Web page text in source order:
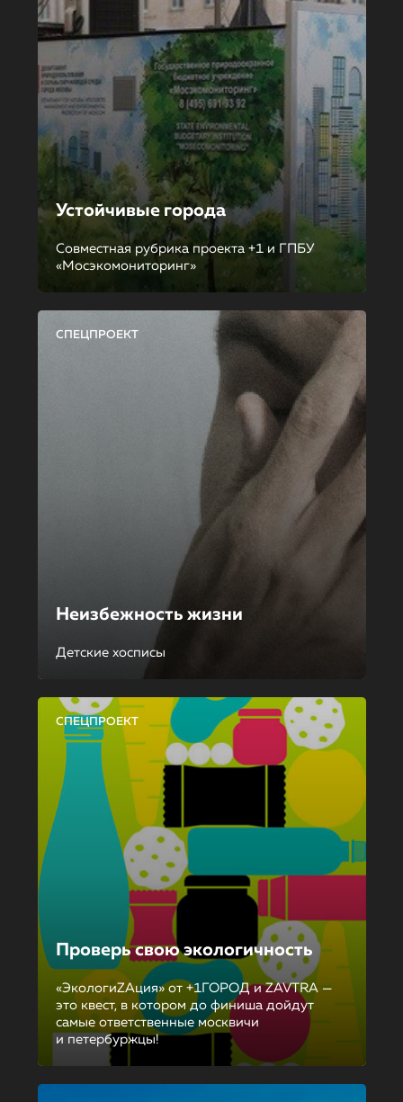
Устойчивые города
Совместная рубрика проекта +1 и ГПБУ
«Мосэкомониторинг»
СПЕЦПРОЕКТ
Неизбежность жизни
Детские хосписы
СПЕЦПРОЕКТ
Проверь свою экологичность
«ЭкологиZAция» от +1ГОРОД и ZAVTRA —
это квест, в котором до финиша дойдут
самые ответственные москвичи
и петербуржцы!